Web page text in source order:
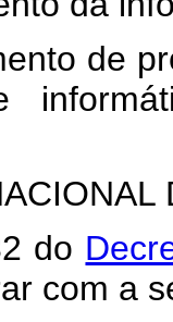
de
do
com a